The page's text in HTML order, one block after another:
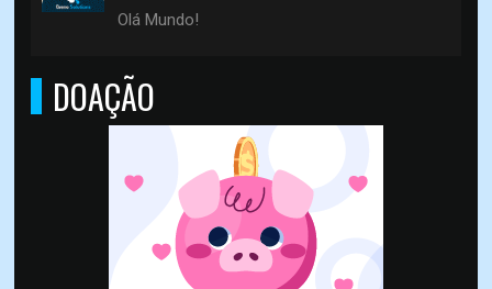
Olá Mundo!
DOAÇÃO